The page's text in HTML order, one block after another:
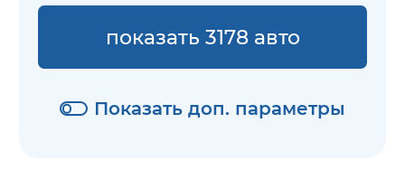
Показать доп. параметры
показать 3178 авто